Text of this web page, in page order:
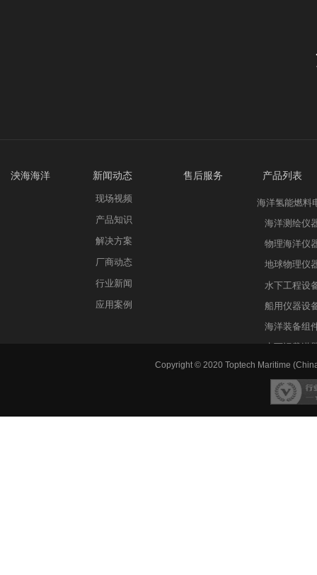
海洋氢能燃料
海洋测绘仪
物理海洋仪
地球物理仪
水下工程设
船用仪器设
海洋装备组
水下运载潜
现场视频
产品知识
解决方案
厂商动态
行业新闻
应用案例
泱海海洋 新闻动态 售后服务 产品列表
Copyright © 2020 Toptech Maritime